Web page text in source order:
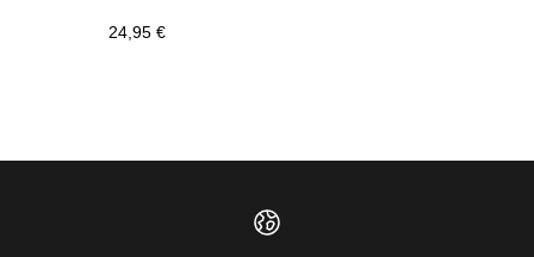
Precio
24,95 €